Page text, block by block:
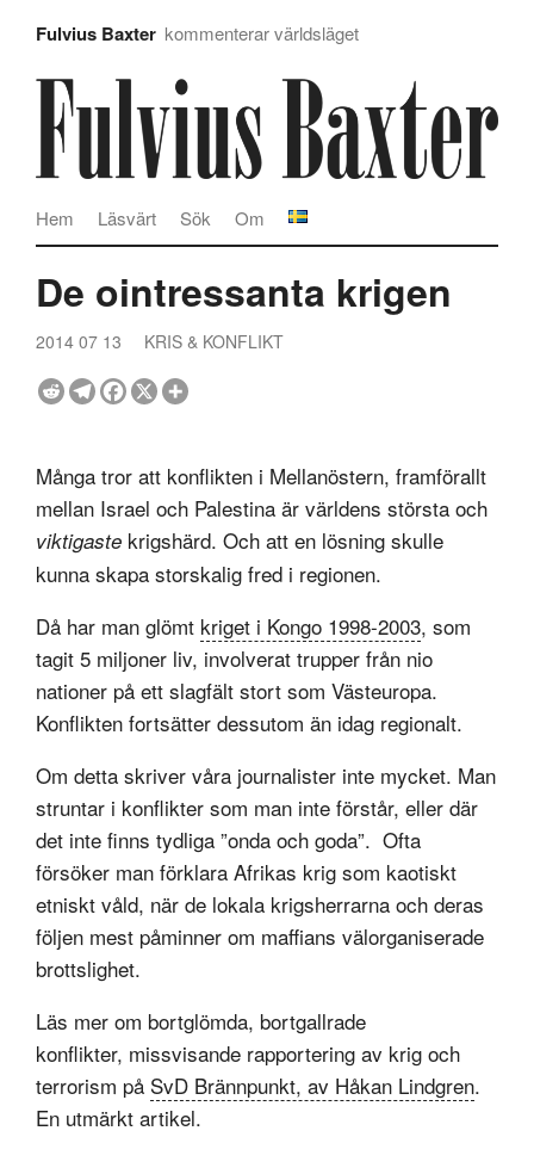
Fulvius Baxter kommenterar världsläget
Om
Sök
Läsvärt
Hem
De ointressanta krigen
2014 07 13 KRIS & KONFLIKT
Många tror att konflikten i Mellanöstern, framförallt
mellan Israel och Palestina är världens största och
viktigaste krigshärd. Och att en lösning skulle
kunna skapa storskalig fred i regionen.
Då har man glömt kriget i Kongo 1998-2003, som
tagit 5 miljoner liv, involverat trupper från nio
nationer på ett slagfält stort som Västeuropa.
Konflikten fortsätter dessutom än idag regionalt.
Om detta skriver våra journalister inte mycket. Man
struntar i konflikter som man inte förstår, eller där
det inte finns tydliga ”onda och goda”. Ofta
försöker man förklara Afrikas krig som kaotiskt
etniskt våld, när de lokala krigsherrarna och deras
följen mest påminner om maffians välorganiserade
brottslighet.
Läs mer om bortglömda, bortgallrade
konflikter, missvisande rapportering av krig och
terrorism på SvD Brännpunkt, av Håkan Lindgren.
En utmärkt artikel.